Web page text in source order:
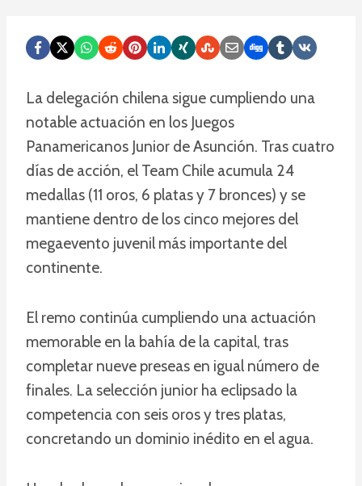
La delegación chilena sigue cumpliendo una
notable actuación en los Juegos
Panamericanos Junior de Asunción. Tras cuatro
días de acción, el Team Chile acumula 24
medallas (11 oros, 6 platas y 7 bronces) y se
mantiene dentro de los cinco mejores del
megaevento juvenil más importante del
continente.
El remo continúa cumpliendo una actuación
memorable en la bahía de la capital, tras
completar nueve preseas en igual número de
finales. La selección junior ha eclipsado la
competencia con seis oros y tres platas,
concretando un dominio inédito en el agua.